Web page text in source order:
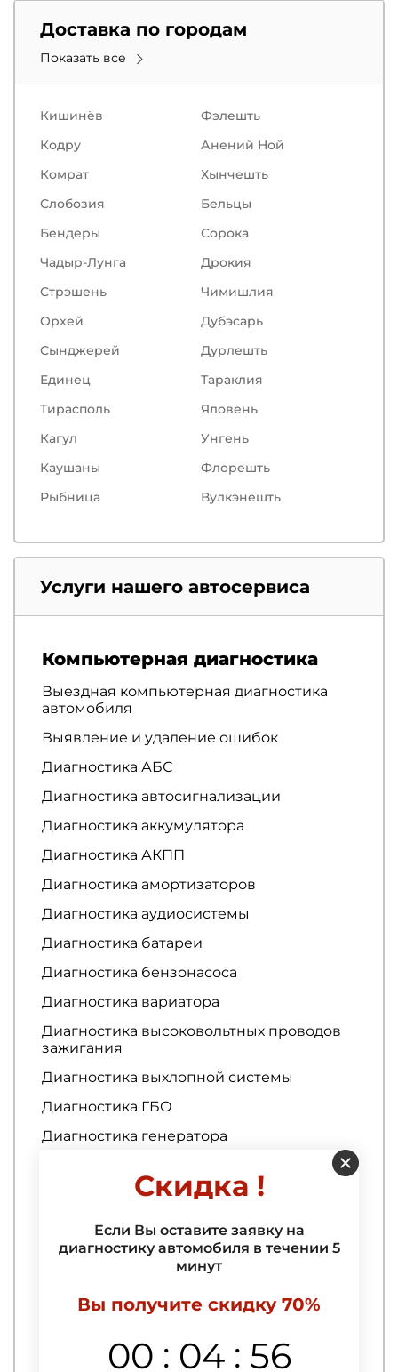
Доставка по городам
Показать все
Кишинёв
Фэлешть
Кодру
Анений Ной
Комрат
Хынчешть
Слобозия
Бельцы
Бендеры
Сорокa
Чадыр-Лунга
Дрокия
Стрэшень
Чимишлия
Орхей
Дубэсарь
Сынджерей
Дурлешть
Единец
Тараклия
Тирасполь
Яловень
Кагул
Унгень
Каушаны
Флорешть
Рыбница
Вулкэнешть
Услуги нашего автосервиса
Компьютерная диагностика
Выездная компьютерная диагностика
автомобиля
Выявление и удаление ошибок
Диагностика АБС
Диагностика автосигнализации
Диагностика аккумулятора
Диагностика АКПП
Диагностика амортизаторов
Диагностика аудиосистемы
Диагностика батареи
Диагностика бензонасоса
Диагностика вариатора
Диагностика высоковольтных проводов
зажигания
Диагностика выхлопной системы
Диагностика ГБО
Диагностика генератора
Диагностика гидроусилителя руля
Диагностика ГРМ
Диагностика двигателя
3D тюнинг авто
Скидка !
Если Вы оставите заявку на
диагностику автомобиля в течении 5
минут
Вы получите скидку 70%
00 : 04 : 55